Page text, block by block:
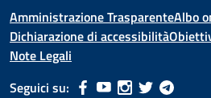
Amministrazione TrasparenteAlbo
Dichiarazione di accessibilità
Note Legali
Seguici su: